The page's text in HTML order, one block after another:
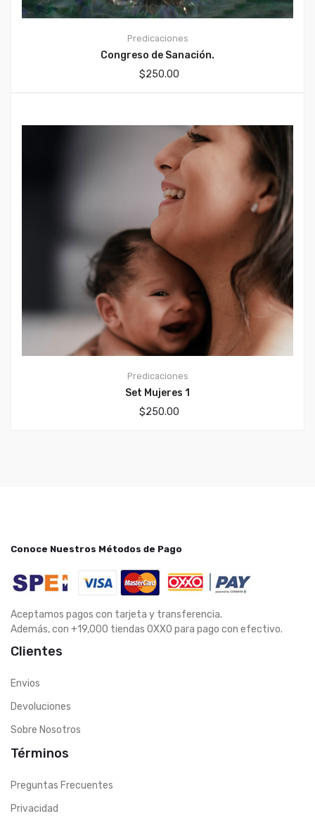
Predicaciones
Congreso de Sanación.
$250.00
Predicaciones
Set Mujeres 1
$250.00
Conoce Nuestros Métodos de Pago
Aceptamos pagos con tarjeta y transferencia.
Además, con +19,000 tiendas OXXO para pago con efectivo.
Clientes
Envios
Devoluciones
Sobre Nosotros
Términos
Preguntas Frecuentes
Privacidad